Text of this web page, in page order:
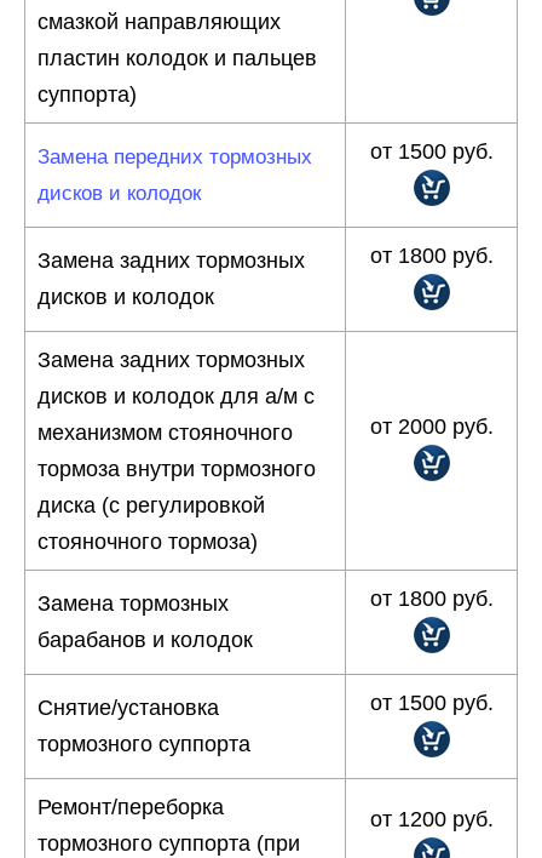
смазкой направляющих
пластин колодок и пальцев
суппорта)
Замена передних тормозных
дисков и колодок
от 1500 руб.
Замена задних тормозных
дисков и колодок
от 1800 руб.
Замена задних тормозных
дисков и колодок для а/м с
механизмом стояночного
тормоза внутри тормозного
диска (с регулировкой
стояночного тормоза)
от 2000 руб.
Замена тормозных
барабанов и колодок
от 1800 руб.
Снятие/установка
тормозного суппорта
от 1500 руб.
Ремонт/переборка
тормозного суппорта (при
от 1200 руб.